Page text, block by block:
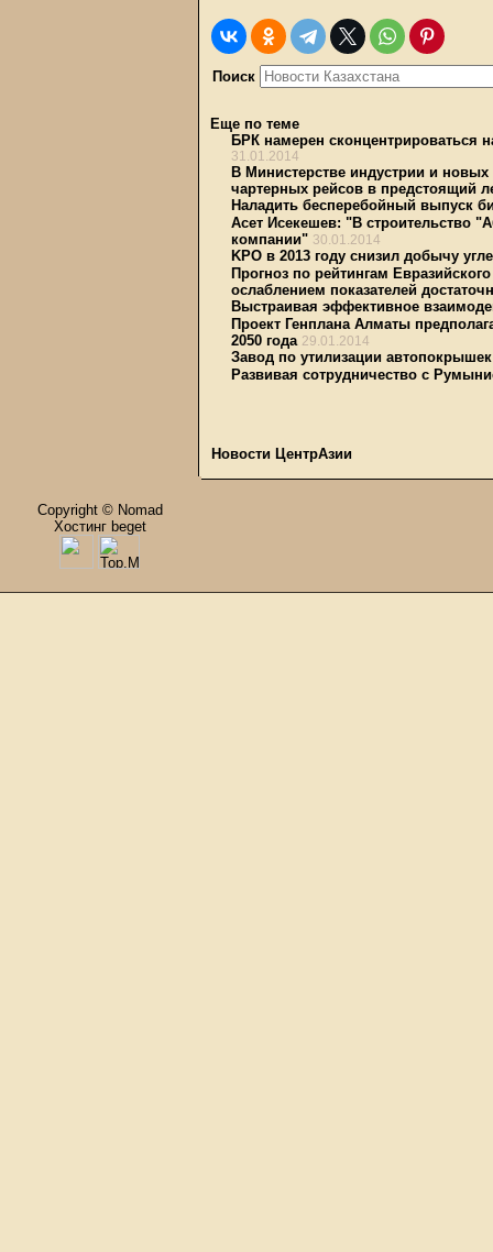
Поиск
Еще по теме
БРК намерен сконцентрироваться
31.01.2014
В Министерстве индустрии и
чартерных рейсов в предстоящий
Наладить бесперебойный выпуск
Асет Исекешев: "В строительство
компании" 30.01.2014
KPO в 2013 году снизил добычу
Прогноз по рейтингам
ослаблением показателей
Выстраивая эффективное
Проект Генплана Алматы
2050 года 29.01.2014
Завод по утилизации
Развивая сотрудничество с
Новости ЦентрАзии
Copyright © Nomad
Хостинг beget